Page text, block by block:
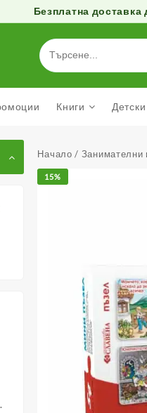
Безплатна
Книги
Начало / Занимателни
15%